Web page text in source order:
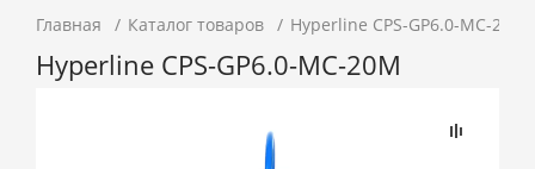
Главная Каталог товаров Hyperline CPS-GP6.0-МС-20M
Hyperline CPS-GP6.0-МС-20M